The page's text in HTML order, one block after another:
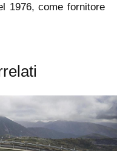
1976, come fornitore